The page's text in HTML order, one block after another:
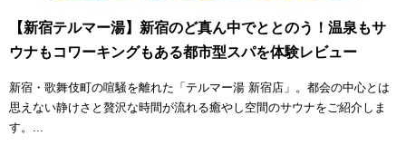
【新宿テルマー湯】新宿のど真ん中でととのう！温泉もサ
ウナもコワーキングもある都市型スパを体験レビュー
新宿・歌舞伎町の喧騒を離れた「テルマー湯 新宿店」。都会の中心とは
思えない静けさと贅沢な時間が流れる癒やし空間のサウナをご紹介しま
す。...